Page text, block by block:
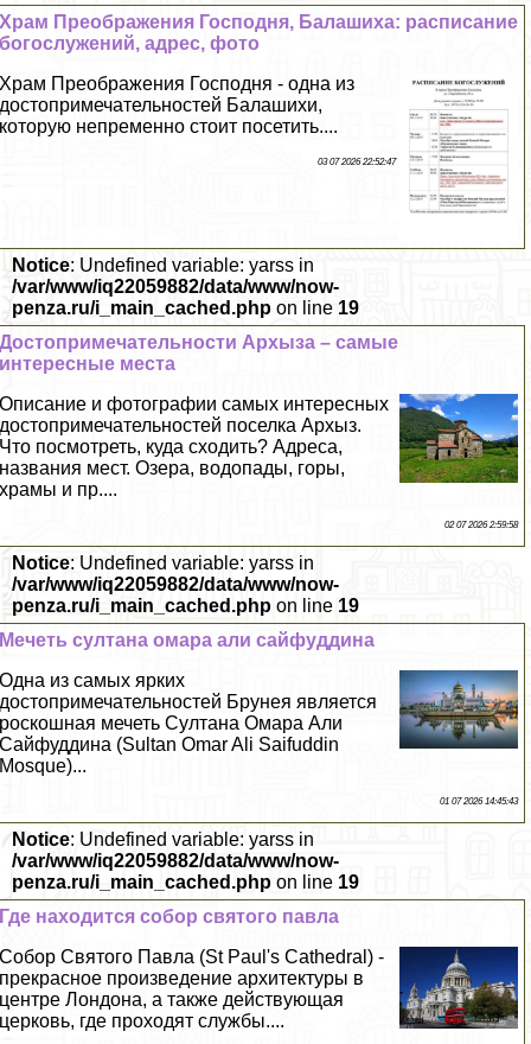
Храм Преображения Господня, Балашиха: расписание
богослужений, адрес, фото
Храм Преображения Господня - одна из
достопримечательностей Балашихи,
которую непременно стоит посетить....
03 07 2026 22:52:47
Notice: Undefined variable: yarss in
/var/www/iq22059882/data/www/now-
penza.ru/i_main_cached.php on line 19
Достопримечательности Архыза – самые
интересные места
Описание и фотографии самых интересных
достопримечательностей поселка Архыз.
Что посмотреть, куда сходить? Адреса,
названия мест. Озера, водопады, горы,
храмы и пр....
02 07 2026 2:59:58
Notice: Undefined variable: yarss in
/var/www/iq22059882/data/www/now-
penza.ru/i_main_cached.php on line 19
Мечеть султана омара али сайфуддина
Одна из самых ярких
достопримечательностей Брунея является
роскошная мечеть Султана Омара Али
Сайфуддина (Sultan Omar Ali Saifuddin
Mosque)...
01 07 2026 14:45:43
Notice: Undefined variable: yarss in
/var/www/iq22059882/data/www/now-
penza.ru/i_main_cached.php on line 19
Где находится собор святого павла
Собор Святого Павла (St Paul's Cathedral) -
прекрасное произведение архитектуры в
центре Лондона, а также действующая
церковь, где проходят службы....